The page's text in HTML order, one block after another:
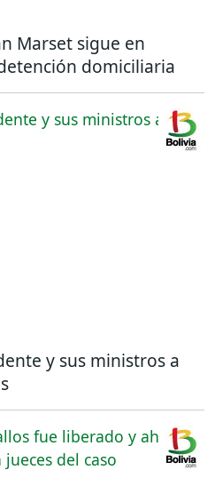
Marset sigue en
domiciliaria
y sus ministros a